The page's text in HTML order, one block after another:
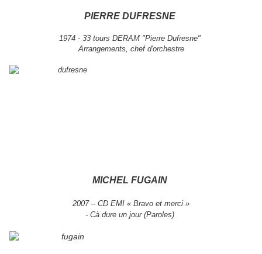
PIERRE DUFRESNE
1974 - 33 tours DERAM "Pierre Dufresne"
Arrangements, chef d'orchestre
MICHEL FUGAIN
2007 – CD EMI « Bravo et merci »
- Cà dure un jour (Paroles)